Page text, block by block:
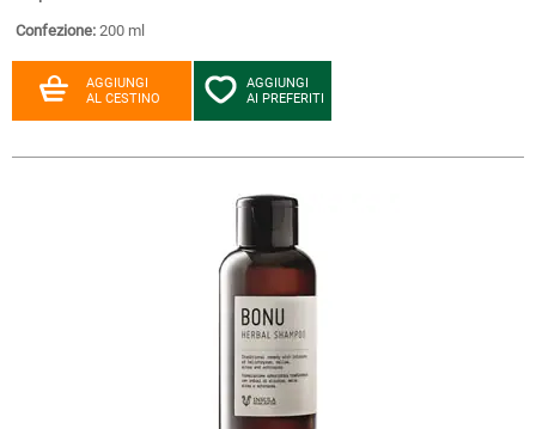
Confezione: 200 ml
AGGIUNGI
AL CESTINO
AGGIUNGI
AI PREFERITI